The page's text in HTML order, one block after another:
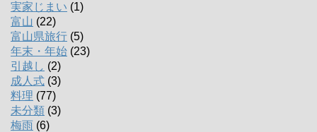
実家じまい (1)
富山 (22)
富山県旅行 (5)
年末・年始 (23)
引越し (2)
成人式 (3)
料理 (77)
未分類 (3)
梅雨 (6)